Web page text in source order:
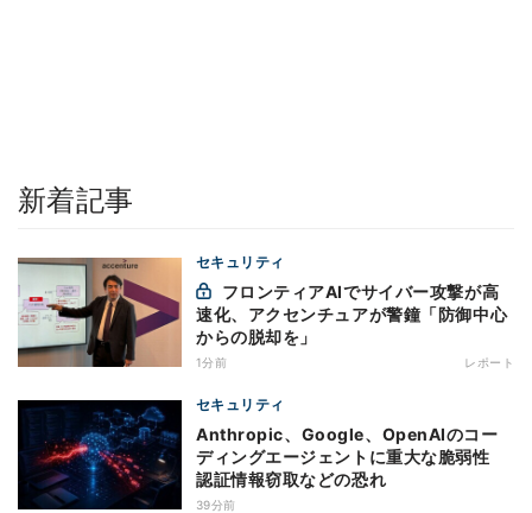
新着記事
セキュリティ
速化、アクセンチュアが警鐘「防御中心
からの脱却を」
1分前 レポート
セキュリティ
Anthropic、Google、OpenAIのコー
ディングエージェントに重大な脆弱性
認証情報窃取などの恐れ
39分前